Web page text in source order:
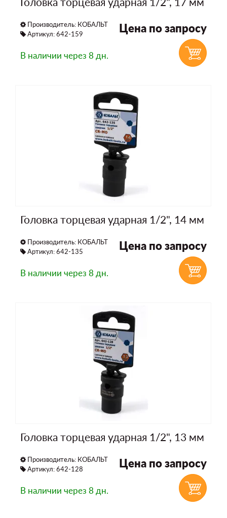
Производитель: КОБАЛЬТ
Артикул: 642-159
Цена по запросу
В наличии через 8 дн.
Головка торцевая ударная 1/2", 14 мм
Производитель: КОБАЛЬТ
Артикул: 642-135
Цена по запросу
В наличии через 8 дн.
Головка торцевая ударная 1/2", 13 мм
Производитель: КОБАЛЬТ
Артикул: 642-128
Цена по запросу
В наличии через 8 дн.